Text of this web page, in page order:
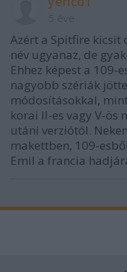
Azért a Spitfire kicsit
név ugyanaz, de
Ehhez képest a 109-
nagyobb szériák
módosításokkal,
korai II-es vagy V-ös
utáni verziótól.
makettben, 109-
Emil a francia